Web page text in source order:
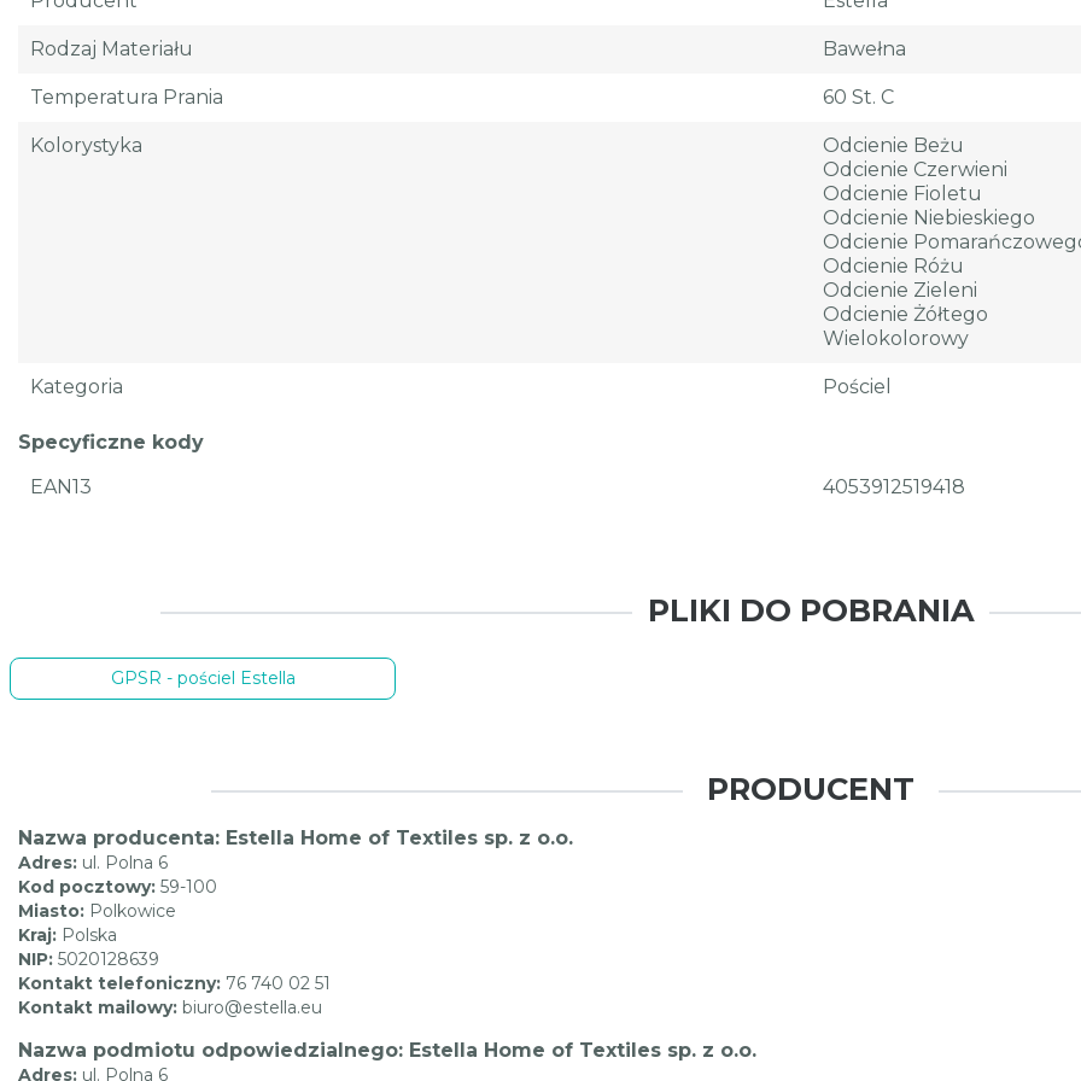
Rodzaj Materiału Bawełna
Temperatura Prania 60 St. C
Kolorystyka
Odcienie Beżu
Odcienie Czerwieni
Odcienie Fioletu
Odcienie Niebieskiego
Odcienie
Odcienie Różu
Odcienie Zieleni
Odcienie Żółtego
Wielokolorowy
Kategoria Pościel
Specyficzne kody
EAN13
4053912519418
PLIKI DO POBRANIA
GPSR - pościel Estella
PRODUCENT
Nazwa producenta: Estella Home of Textiles sp. z o.o.
Adres: ul. Polna 6
Kod pocztowy: 59-100
Miasto: Polkowice
Kraj: Polska
NIP: 5020128639
Kontakt telefoniczny: 76 740 02 51
Kontakt mailowy: biuro@estella.eu
Nazwa podmiotu odpowiedzialnego: Estella Home of Textiles sp. z o.o.
Adres: ul. Polna 6